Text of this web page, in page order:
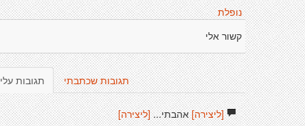
נופלת
קשור אלי
תגובות עלי תגובות שכתבתי
[ליצירה]אהבתי... [ליצירה]